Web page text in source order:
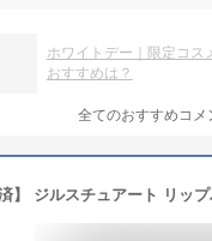
ホワイトデー｜限定コス
おすすめは？
全てのおすすめコメ